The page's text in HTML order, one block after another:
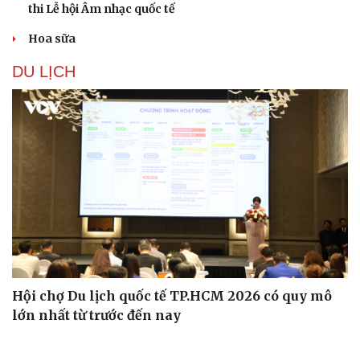
thi Lễ hội Âm nhạc quốc tế
Hoa sữa
DU LỊCH
Hội chợ Du lịch quốc tế TP.HCM 2026 có quy mô
lớn nhất từ trước đến nay